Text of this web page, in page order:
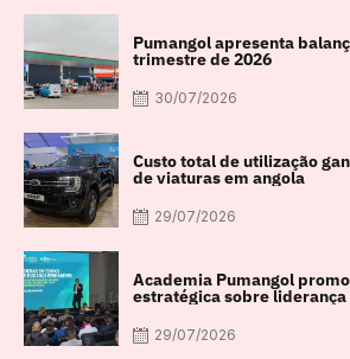
Pumangol apresenta
trimestre de 2026
30/07/2026
Custo total de utilização
de viaturas em angola
29/07/2026
Academia Pumangol
estratégica sobre liderança
29/07/2026